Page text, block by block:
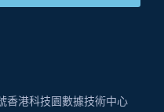
香港科技園數據技術中心